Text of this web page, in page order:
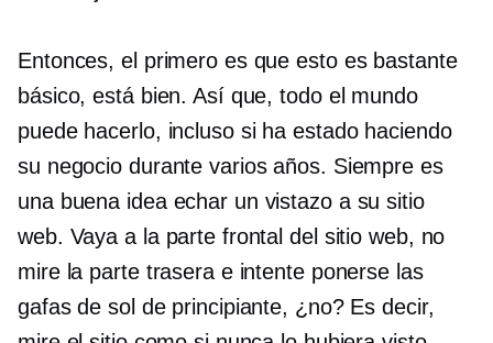
Entonces, el primero es que esto es bastante
básico, está bien. Así que, todo el mundo
puede hacerlo, incluso si ha estado haciendo
su negocio durante varios años. Siempre es
una buena idea echar un vistazo a su sitio
web. Vaya a la parte frontal del sitio web, no
mire la parte trasera e intente ponerse las
gafas de sol de principiante, ¿no? Es decir,